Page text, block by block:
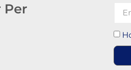
Per